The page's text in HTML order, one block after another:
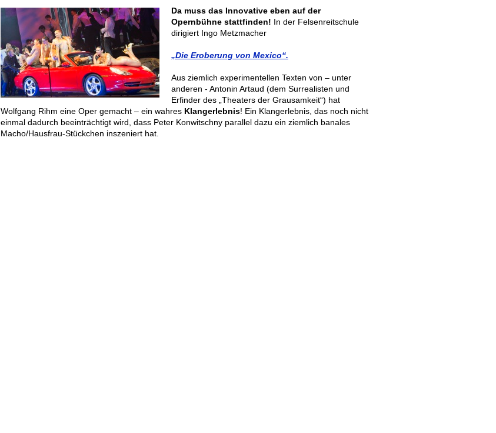
Da muss das Innovative eben auf der
Opernbühne stattfinden! In der Felsenreitschule
dirigiert Ingo Metzmacher
„Die Eroberung von Mexico“.
Aus ziemlich experimentellen Texten von – unter
anderen - Antonin Artaud (dem Surrealisten und
Erfinder des „Theaters der Grausamkeit“) hat
Wolfgang Rihm eine Oper gemacht – ein wahres Klangerlebnis! Ein Klangerlebnis, das noch nicht
einmal dadurch beeinträchtigt wird, dass Peter Konwitschny parallel dazu ein ziemlich banales
Macho/Hausfrau-Stückchen inszeniert hat.